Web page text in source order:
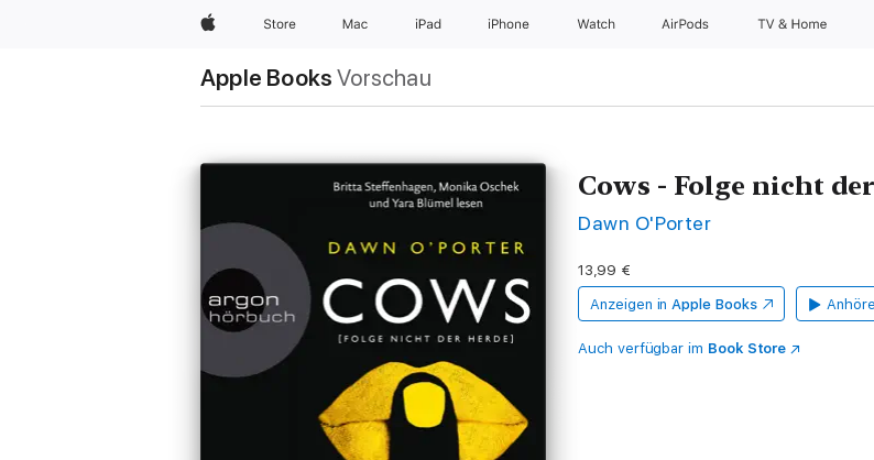
Apple Store Mac iPad iPhone Watch AirPods TV & Home
Apple Books Vorschau
Cows - Folge nicht
Dawn O'Porter
13,99 €
Anzeigen in Apple Books
Auch verfügbar im Book Store